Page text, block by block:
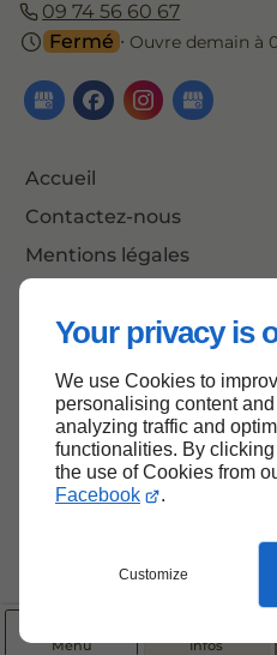
Your privacy is
We use Cookies to
personalising content
analyzing traffic and
functionalities. By
the use of Cookies from
Facebook
.
Customize
Menu Infos
09 74 56 60 67
Fermé ⋅ Ouvre demain à
Accueil
Contactez-nous
Mentions légales
Haut